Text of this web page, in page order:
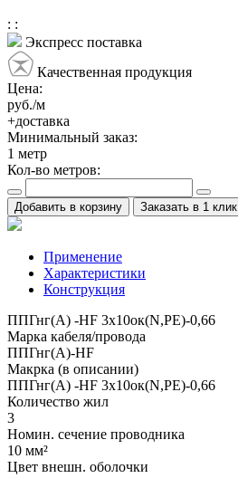
: :
Экспресс поставка
Качественная продукция
Цена:
руб./м
+доставка
Минимальный заказ:
1 метр
Кол-во метров:
Добавить в корзину Заказать в 1 клик
Применение
Характеристики
Конструкция
ППГнг(А) -HF 3х10ок(N,PE)-0,66
Марка кабеля/провода
ППГнг(А)-HF
Макрка (в описании)
ППГнг(А) -HF 3х10ок(N,PE)-0,66
Количество жил
3
Номин. сечение проводника
10 мм²
Цвет внешн. оболочки